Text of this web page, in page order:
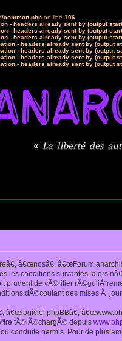
common.php on line 106
- headers already sent by (output
- headers already sent by (output
- headers already sent by (output
- headers already sent by (output
- headers already sent by (output
- headers already sent by (output
- headers already sent by (output
â€œnosâ€, â€œForum
les conditions suivantes, alors
de vÃ©rifier
dÃ©coulant des mises Ã
phpBBâ€,
tÃ©lÃ©chargÃ© depuis
conduite permis. Pour de plus